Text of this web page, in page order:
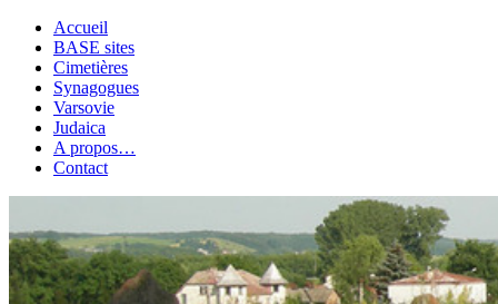
Accueil
BASE sites
Cimetières
Synagogues
Varsovie
Judaica
A propos…
Contact